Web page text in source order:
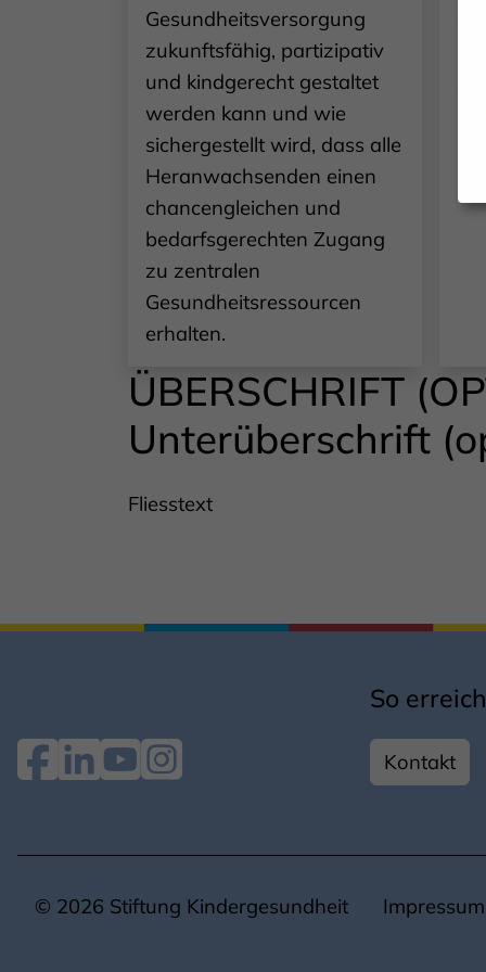
Gesundheitsversorgung
zukunftsfähig, partizipativ
und kindgerecht gestaltet
werden kann und wie
sichergestellt wird, dass alle
Heranwachsenden einen
chancengleichen und
bedarfsgerechten Zugang
zu zentralen
Gesundheitsressourcen
erhalten.
ÜBERSCHRIFT
Unterüberschrift
Fliesstext
So
Kontakt
© 2026 Stiftung Kindergesundheit Impressum